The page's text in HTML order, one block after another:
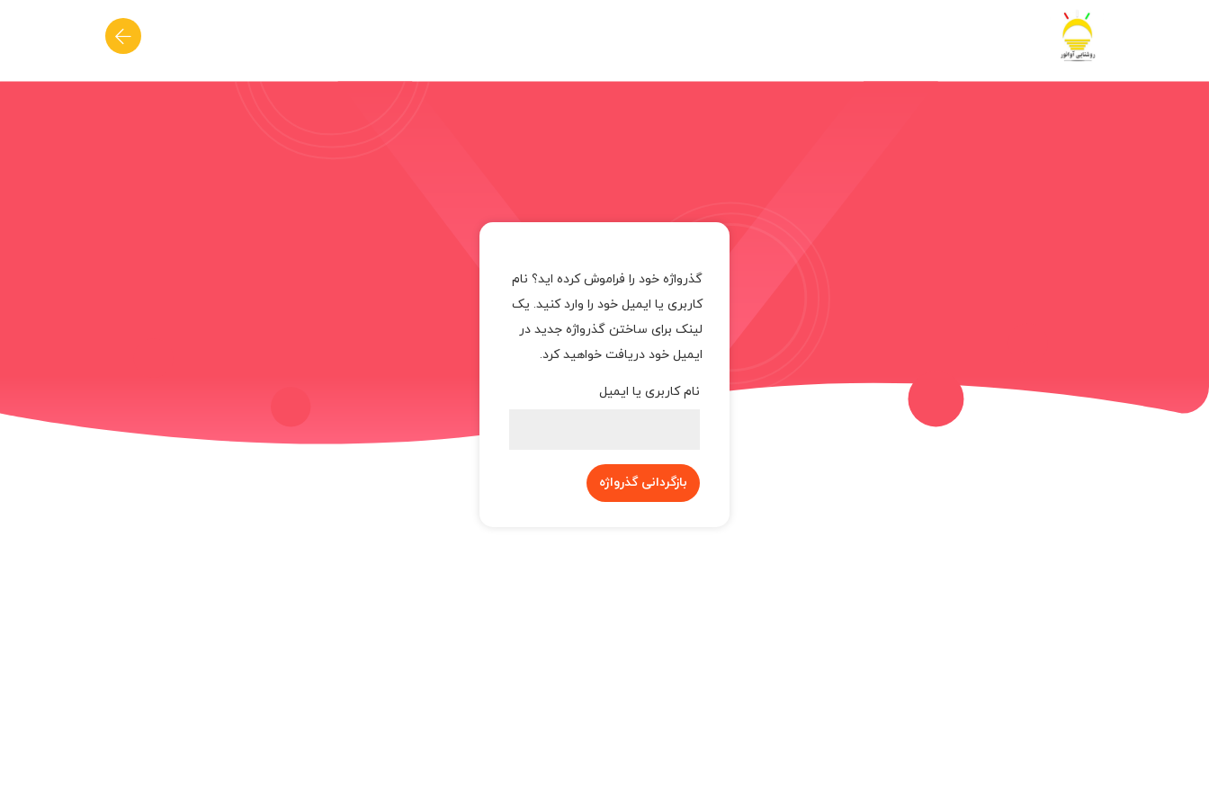
گذرواژه خود را فراموش کرده اید؟ نام
کاربری یا ایمیل خود را وارد کنید. یک
لینک برای ساختن گذرواژه جدید در
ایمیل خود دریافت خواهید کرد.
نام کاربری یا ایمیل
بازگردانی گذرواژه